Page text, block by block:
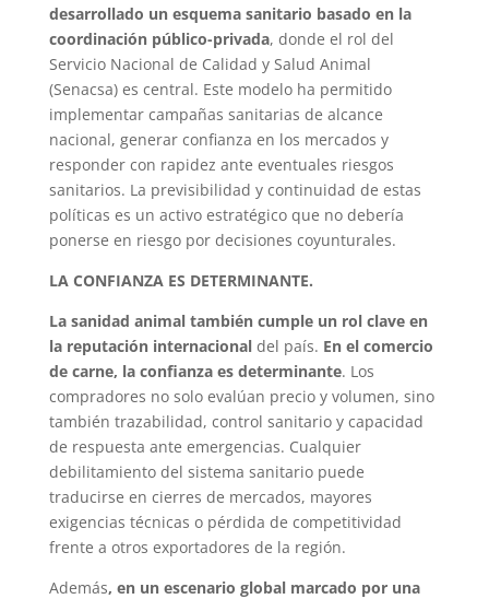
desarrollado un esquema sanitario basado en la
coordinación público-privada, donde el rol del
Servicio Nacional de Calidad y Salud Animal
(Senacsa) es central. Este modelo ha permitido
implementar campañas sanitarias de alcance
nacional, generar confianza en los mercados y
responder con rapidez ante eventuales riesgos
sanitarios. La previsibilidad y continuidad de estas
políticas es un activo estratégico que no debería
ponerse en riesgo por decisiones coyunturales.
LA CONFIANZA ES DETERMINANTE.
La sanidad animal también cumple un rol clave en
la reputación internacionaldel país. En el comercio
de carne, la confianza es determinante. Los
compradores no solo evalúan precio y volumen, sino
también trazabilidad, control sanitario y capacidad
de respuesta ante emergencias. Cualquier
debilitamiento del sistema sanitario puede
traducirse en cierres de mercados, mayores
exigencias técnicas o pérdida de competitividad
frente a otros exportadores de la región.
Además, en un escenario global marcado por una